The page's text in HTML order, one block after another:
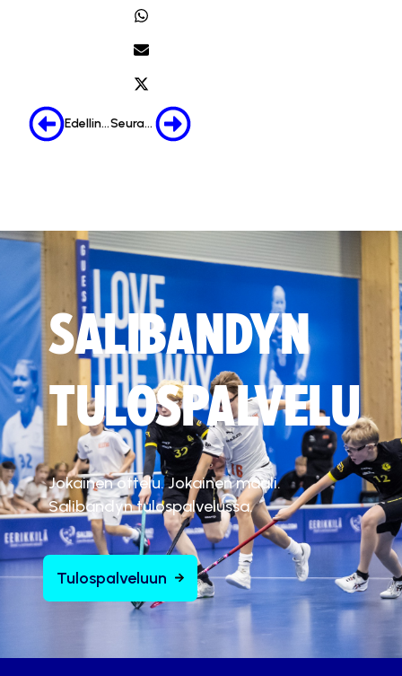
Edellinen Seuraava
SALIBANDYN
TULOSPALVELU
Jokainen ottelu. Jokainen maali.
Salibandyn tulospalvelussa.
Tulospalveluun